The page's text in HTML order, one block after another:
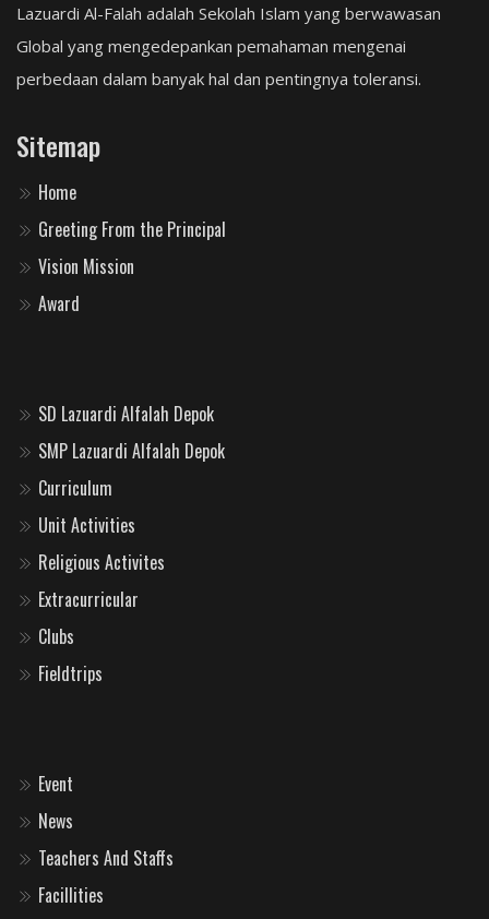
Lazuardi Al-Falah adalah Sekolah Islam yang berwawasan
Global yang mengedepankan pemahaman mengenai
perbedaan dalam banyak hal dan pentingnya toleransi.
Sitemap
Home
Greeting From the Principal
Vision Mission
Award
SD Lazuardi Alfalah Depok
SMP Lazuardi Alfalah Depok
Curriculum
Unit Activities
Religious Activites
Extracurricular
Clubs
Fieldtrips
Event
News
Teachers And Staffs
Facillities